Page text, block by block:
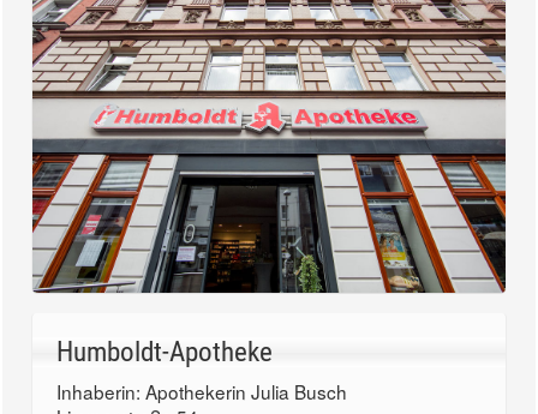
Humboldt-Apotheke
Inhaberin: Apothekerin Julia Busch